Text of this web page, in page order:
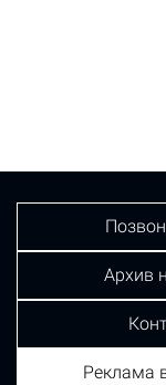
Архив
Реклама